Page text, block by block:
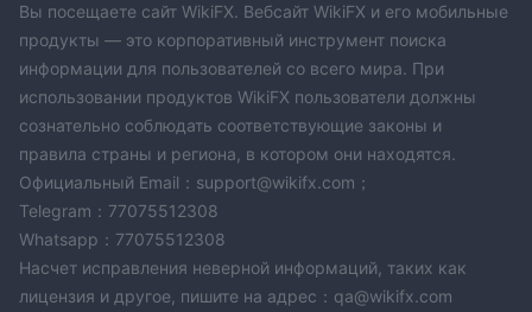
Вы посещаете сайт WikiFX. Вебсайт WikiFX и его мобильные
продукты — это корпоративный инструмент поиска
информации для пользователей со всего мира. При
использовании продуктов WikiFX пользователи должны
сознательно соблюдать соответствующие законы и
правила страны и региона, в котором они находятся.
Официальный Email：support@wikifx.com；
Telegram：77075512308
Whatsapp：77075512308
Насчет исправления неверной информаций, таких как
лицензия и другое, пишите на адрес：qa@wikifx.com